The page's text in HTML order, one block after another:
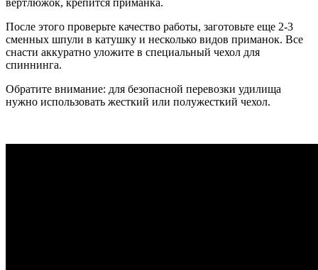
После этого проверьте качество работы, заготовьте еще 2-3
сменных шпули в катушку и несколько видов приманок. Все
снасти аккуратно уложите в специальный чехол для
спиннинга.
Обратите внимание: для безопасной перевозки удилища
нужно использовать жесткий или полужесткий чехол.